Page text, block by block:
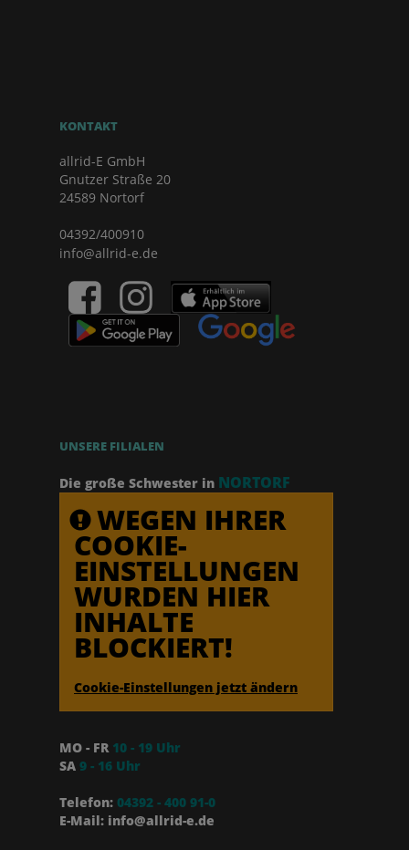
KONTAKT
allrid-E GmbH
Gnutzer Straße 20
24589 Nortorf
04392/400910
info@allrid-e.de
UNSERE FILIALEN
Die große Schwester in NORTORF
WEGEN IHRER
COOKIE-
EINSTELLUNGEN
WURDEN HIER
INHALTE
BLOCKIERT!
Cookie-Einstellungen jetzt ändern
MO - FR 10 - 19 Uhr
SA 9 - 16 Uhr
Telefon: 04392 - 400 91-0
E-Mail: info@allrid-e.de